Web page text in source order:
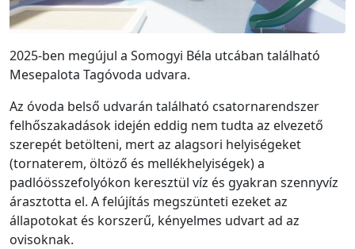
2025-ben megújul a Somogyi Béla utcában található
Mesepalota Tagóvoda udvara.
Az óvoda belső udvarán található csatornarendszer
felhőszakadások idején eddig nem tudta az elvezető
szerepét betölteni, mert az alagsori helyiségeket
(tornaterem, öltöző és mellékhelyiségek) a
padlóösszefolyókon keresztül víz és gyakran szennyvíz
árasztotta el. A felújítás megszünteti ezeket az
állapotokat és korszerű, kényelmes udvart ad az
ovisoknak.